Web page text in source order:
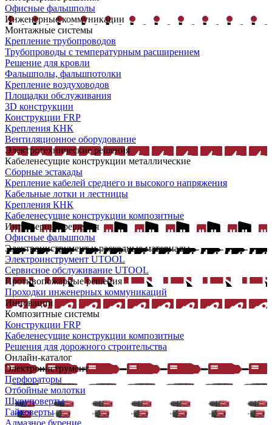
Офисные фальшполы
Инженерные коммуникации
Монтажные системы
Крепление трубопроводов
Трубопроводы с температурным расширением
Решение для кровли
Фальшполы, фальшпотолки
Крепление воздуховодов
Площадки обслуживания
3D конструкции
Конструкции FRP
Крепления КНК
Вентиляционное оборудование
Электротехнические решения
Кабеленесущие конструкции металлические
Сборные эстакады
Крепление кабелей среднего и высокого напряжения
Кабельные лотки и лестницы
Крепления КНК
Кабеленесущие конструкции композитные
Интерьерные решения
Офисные фальшполы
Электроинструмент и расходные материалы
Электроинструмент UTOOL
Сервисное обслуживание UTOOL
Противопожарные решения
Проходки инженерных коммуникаций
Инновации
Композитные системы
Конструкции FRP
Кабеленесущие конструкции композитные
Решения для дорожного строительства
Онлайн-каталог
Электроинструмент
Перфораторы
Отбойные молотки
Шуруповерты
Гайковерты
Алмазное бурение